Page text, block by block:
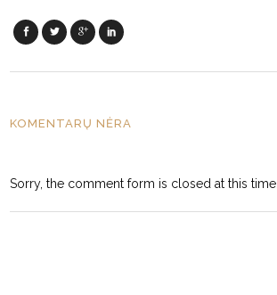
KOMENTARŲ NĖRA
Sorry, the comment form is closed at this time.